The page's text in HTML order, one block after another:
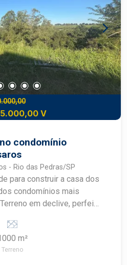
V
condomínio
- Rio das Pedras/SP
para construir a casa dos
condomínios mais
dos ambientes, a
privilegiada para a área
m²
Terreno